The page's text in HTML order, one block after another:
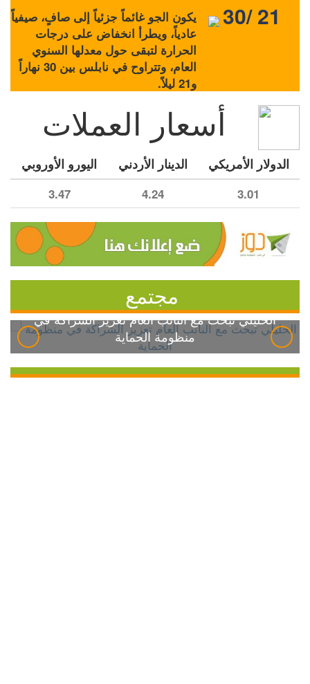
يكون الجو غائماً جزئياً إلى صافٍ، صيفياً
عادياً، ويطرأ انخفاض على درجات
الحرارة لتبقى حول معدلها السنوي
العام، وتتراوح في نابلس بين 30 نهاراً
و21 ليلاً.
30/ 21
أسعار العملات
الدولار الأمريكي الدينار الأردني اليورو الأوروبي
3.01
4.24
3.47
مجتمع
الخليلي تبحث مع النائب العام تعزيز الشراكة في
منظومة الحماية